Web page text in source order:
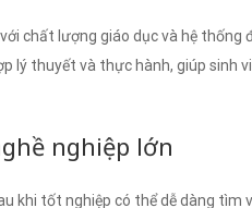
chất lượng giáo dục và hệ thống
lý thuyết và thực hành, giúp sinh
nghiệp lớn
khi tốt nghiệp có thể dễ dàng